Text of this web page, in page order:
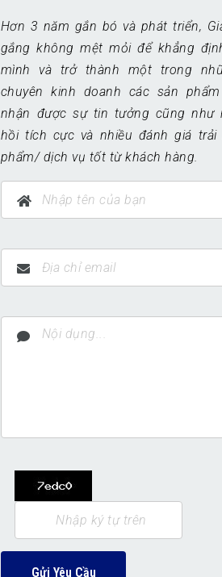
Hơn 3 năm gắn bó và phát triển,
gắng không mệt mỏi để khẳng
mình và trở thành một trong
chuyên kinh doanh các sản
nhận được sự tin tưởng cũng như
hồi tích cực và nhiều đánh giá trải
phẩm/ dịch vụ tốt từ khách hàng.
Gửi Yêu Cầu